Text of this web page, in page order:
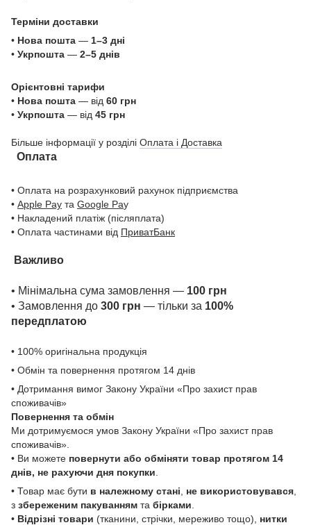
Терміни доставки
• Нова пошта — 1–3 дні
• Укрпошта — 2–5 днів
Орієнтовні тарифи
• Нова пошта — від 60 грн
• Укрпошта — від 45 грн
Більше інформації у розділі Оплата і Доставка
Оплата
• Оплата на розрахунковий рахунок підприємства
• Apple Pay та Google Pay
• Накладений платіж (післяплата)
• Оплата частинами від ПриватБанк
Важливо
• Мінімальна сума замовлення — 100 грн
• Замовлення до 300 грн — тільки за 100%
передплатою
• 100% оригінальна продукція
• Обмін та повернення протягом 14 днів
• Дотримання вимог Закону України «Про захист прав
споживачів»
Повернення та обмін
Ми дотримуємося умов Закону України «Про захист прав
споживачів».
• Ви можете повернути або обміняти товар протягом 14
днів, не рахуючи дня покупки
• Товар має бути в належному стані не використовувався
з збереженим пакуванням та бірками
• Відрізні товари (тканини, стрічки, мереживо тощо), нитки